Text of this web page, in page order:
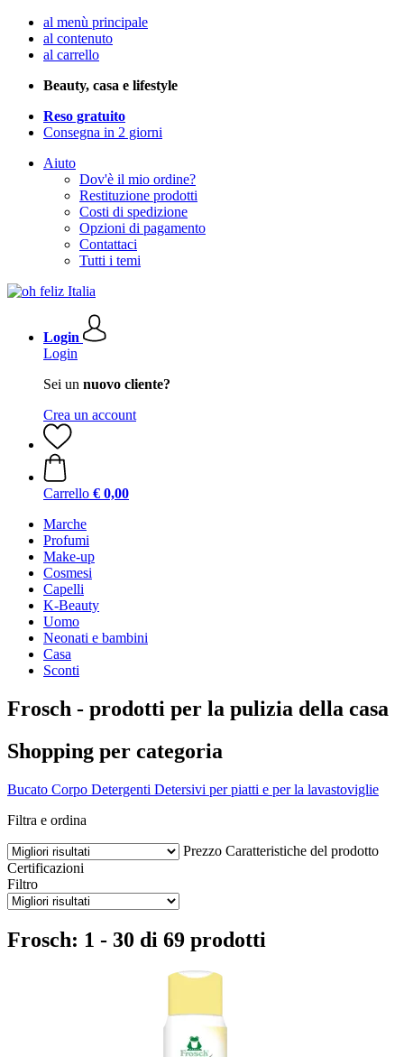
al menù principale
al contenuto
al carrello
Beauty, casa e lifestyle
Reso gratuito
Consegna in 2 giorni
Aiuto
Dov'è il mio ordine?
Restituzione prodotti
Costi di spedizione
Opzioni di pagamento
Contattaci
Tutti i temi
Login
Login
Sei un nuovo cliente?
Crea un account
Carrello € 0,00
Marche
Profumi
Make-up
Cosmesi
Capelli
K-Beauty
Uomo
Neonati e bambini
Casa
Sconti
Frosch - prodotti per la pulizia della casa
Shopping per categoria
Bucato Corpo Detergenti Detersivi per piatti e per la lavastoviglie
Filtra e ordina
Prezzo Caratteristiche del prodotto
Certificazioni
Filtro
Frosch: 1 - 30 di 69 prodotti